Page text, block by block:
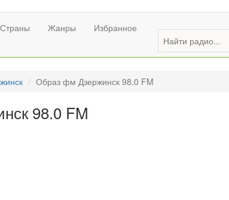
Страны Жанры Избранное
Образ фм Дзержинск 98.0 FM
98.0 FM